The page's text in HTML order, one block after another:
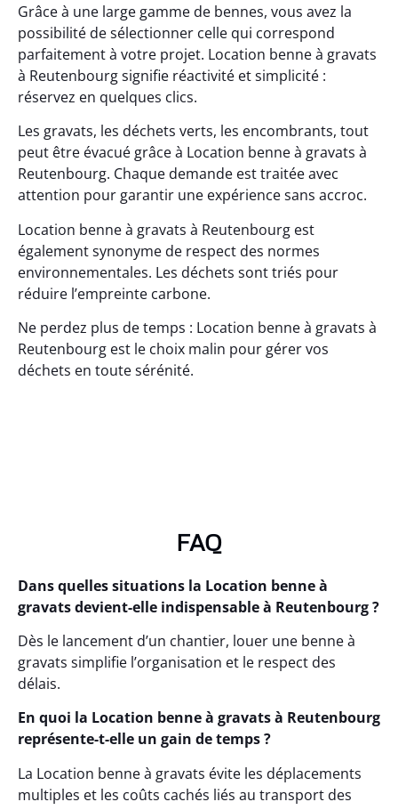
Grâce à une large gamme de bennes, vous avez la
possibilité de sélectionner celle qui correspond
parfaitement à votre projet. Location benne à gravats
à Reutenbourg signifie réactivité et simplicité :
réservez en quelques clics.
Les gravats, les déchets verts, les encombrants, tout
peut être évacué grâce à Location benne à gravats à
Reutenbourg. Chaque demande est traitée avec
attention pour garantir une expérience sans accroc.
Location benne à gravats à Reutenbourg est
également synonyme de respect des normes
environnementales. Les déchets sont triés pour
réduire l’empreinte carbone.
Ne perdez plus de temps : Location benne à gravats à
Reutenbourg est le choix malin pour gérer vos
déchets en toute sérénité.
FAQ
Dans quelles situations la Location benne à
gravats devient-elle indispensable à Reutenbourg ?
Dès le lancement d’un chantier, louer une benne à
gravats simplifie l’organisation et le respect des
délais.
En quoi la Location benne à gravats à Reutenbourg
représente-t-elle un gain de temps ?
La Location benne à gravats évite les déplacements
multiples et les coûts cachés liés au transport des